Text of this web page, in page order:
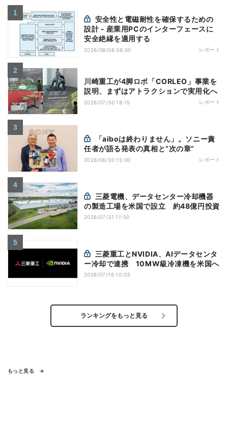
設計 - 産業用PCのインターフェースに
安全絶縁を適用する
2026/08/06 06:00 レポート
川崎重工が4脚ロボ「CORLEO」事業を
説明、まずはアトラクションで実用化へ
2026/07/30 18:15 レポート
任者が語る発表の真相と“次の章”
2026/06/30 15:00 レポート
の製造工場を米国で設立 約48億円投資
2026/07/31 11:50
ー冷却で連携 10MW級冷凍機を米国へ
2026/07/16 10:03
ランキングをもっと見る
もっと見る